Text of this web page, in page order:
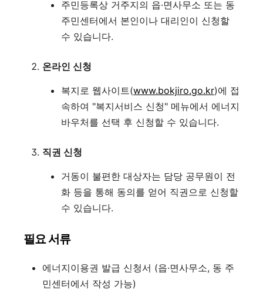
주민등록상 거주지의 읍·면사무소 또는 동
주민센터에서 본인이나 대리인이 신청할
수 있습니다.
온라인 신청
복지로 웹사이트(www.bokjiro.go.kr)에 접
속하여 "복지서비스 신청" 메뉴에서 에너지
바우처를 선택 후 신청할 수 있습니다.
직권 신청
거동이 불편한 대상자는 담당 공무원이 전
화 등을 통해 동의를 얻어 직권으로 신청할
수 있습니다.
필요 서류
에너지이용권 발급 신청서 (읍·면사무소, 동 주
민센터에서 작성 가능)